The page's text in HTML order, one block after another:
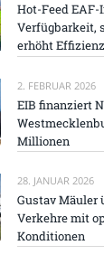
Hot-Feed
Verfügbarkeit,
erhöht Effizienz
2. FEBRUAR 2026
EIB finanziert
Millionen
28. JANUAR 2026
Gustav Mäuler
Verkehre mit
Konditionen